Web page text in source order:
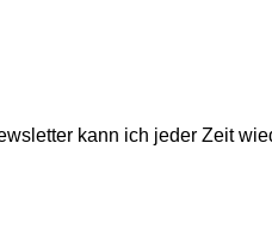
kann ich jeder Zeit